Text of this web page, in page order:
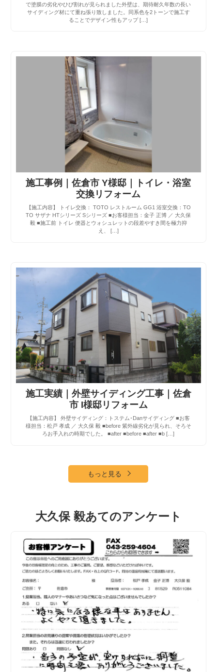
で塗膜の劣化やひび割れが見られました外壁は、期待耐久年数の長い
サイディング材にて重ね張り致しました。同系色を2トーンで施工す
ることでデザイン性もアップ […]
施工事例｜佐倉市 Y様邸｜トイレ・浴室
交換リフォーム
【施工内容】 トイレ交換： TOTO レストルーム GG1 浴室交換：TO
TO サザナ HTシリーズ Sシリーズ ■お客様担当：金子 正博 ／ 大久保
毅 ■施工前 トイレ 便器とウォシュレットの段差やすき間を極力抑
え、 […]
施工実績｜外壁サイディング工事｜佐倉
市 I様邸リフォーム
【施工内容】 外壁サイディング：トステム･Danサイディング ■お客
様担当：松戸 孝成 ／ 大久保 毅 ■before 紫外線劣化が見られ、そろそ
ろお手入れの時期でした。 ■after ■before ■after ■b […]
もっと見る
大久保 毅あてのアンケート